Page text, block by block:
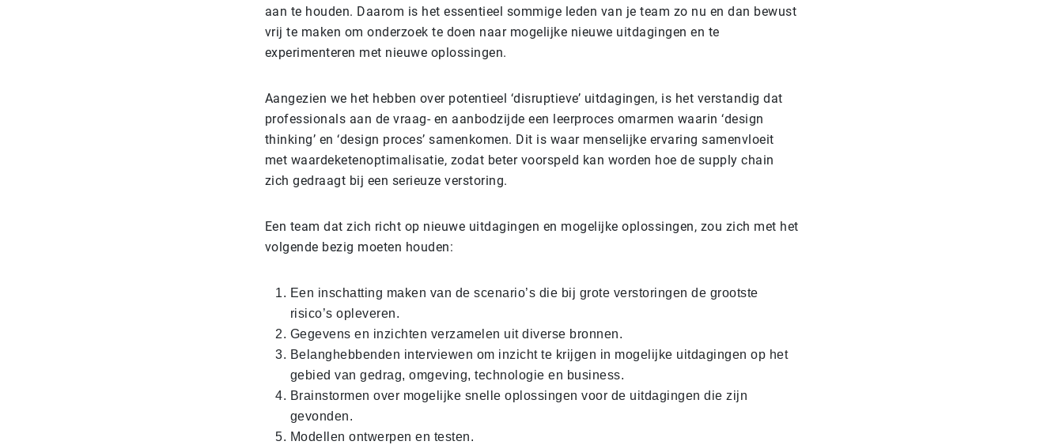
aan te houden. Daarom is het essentieel sommige leden van je team zo nu en dan bewust
vrij te maken om onderzoek te doen naar mogelijke nieuwe uitdagingen en te
experimenteren met nieuwe oplossingen.
Aangezien we het hebben over potentieel ‘disruptieve’ uitdagingen, is het verstandig dat
professionals aan de vraag- en aanbodzijde een leerproces omarmen waarin ‘design
thinking’ en ‘design proces’ samenkomen. Dit is waar menselijke ervaring samenvloeit
met waardeketenoptimalisatie, zodat beter voorspeld kan worden hoe de supply chain
zich gedraagt bij een serieuze verstoring.
Een team dat zich richt op nieuwe uitdagingen en mogelijke oplossingen, zou zich met het
volgende bezig moeten houden:
Een inschatting maken van de scenario’s die bij grote verstoringen de grootste
risico’s opleveren.
Gegevens en inzichten verzamelen uit diverse bronnen.
Belanghebbenden interviewen om inzicht te krijgen in mogelijke uitdagingen op het
gebied van gedrag, omgeving, technologie en business.
Brainstormen over mogelijke snelle oplossingen voor de uitdagingen die zijn
gevonden.
Modellen ontwerpen en testen.